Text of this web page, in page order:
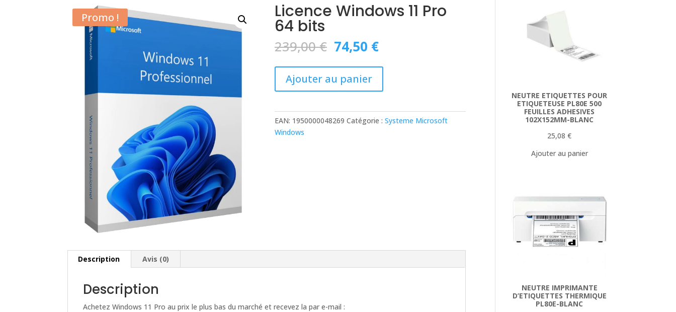
Promo ! Licence Windows 11 Pro
64 bits
239,00€ Le
prix
initial
était :
239,00 €.
74,50 €Le
actuel
74,50 €.
11
Pro
Ajouter au panier
EAN: 1950000048269 Catégorie :Systeme Microsoft
Windows
Description Avis (0)
Description
Achetez Windows 11 Pro au prix le plus bas du marché et recevez la par e-mail :
NEUTRE ETIQUETTES POUR
ETIQUETEUSE PL80E 500
FEUILLES ADHESIVES
102X152MM-BLANC
25,08€
Ajouter au panier
NEUTRE IMPRIMANTE
D’ETIQUETTES THERMIQUE
PL80E-BLANC